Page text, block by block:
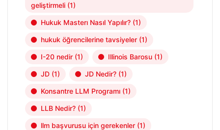
geliştirmeli (1)
Hukuk Masterı Nasıl Yapılır? (1)
hukuk öğrencilerine tavsiyeler (1)
I-20 nedir (1) Illinois Barosu (1)
JD (1) JD Nedir? (1)
Konsantre LLM Programı (1)
LLB Nedir? (1)
llm başvurusu için gerekenler (1)